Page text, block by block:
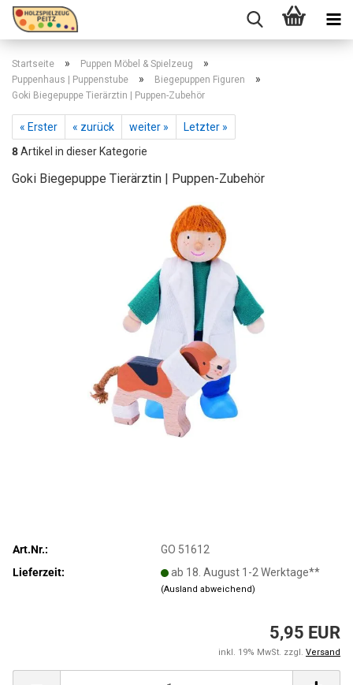
Startseite » Puppen Möbel & Spielzeug »
Puppenhaus | Puppenstube » Biegepuppen Figuren »
Goki Biegepuppe Tierärztin | Puppen-Zubehör
« Erster « zurück weiter »
Letzter »
8Artikel in dieser Kategorie
Goki Biegepuppe Tierärztin | Puppen-Zubehör
Art.Nr.:
GO 51612
Lieferzeit:
ab 18. August 1-2 Werktage**
(Ausland abweichend)
5,95 EUR
inkl. 19% MwSt. zzgl. Versand